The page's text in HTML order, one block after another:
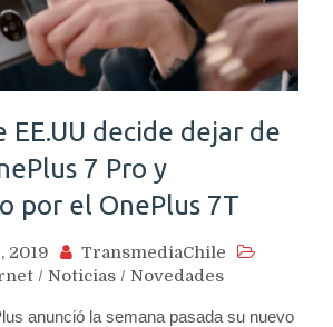
EE.UU decide dejar de
7 Pro y
por el OnePlus 7T
2019
TransmediaChile
/ Noticias / Novedades
anunció la semana pasada su nuevo